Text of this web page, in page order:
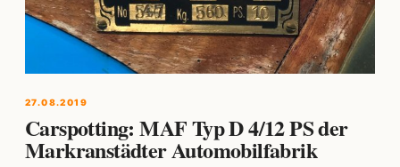
27.08.2019
Carspotting: MAF Typ D 4/12 PS der
Markranstädter Automobilfabrik